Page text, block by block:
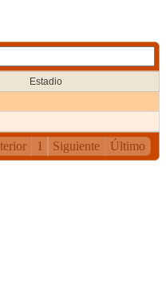
Estadio
1 Siguiente Último